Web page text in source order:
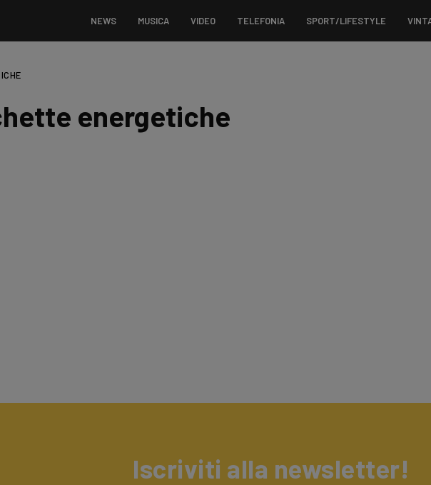
NEWS MUSICA VIDEO TELEFONIA SPORT/LIFESTYLE
energetiche
Iscriviti alla newsletter!